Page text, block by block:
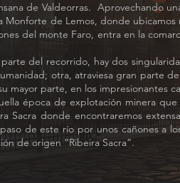
de Valdeorras. Aprovechando
de Lemos, donde
del monte Faro, entra en la
del recorrido, hay dos
otra, atraviesa gran parte
mayor parte, en los impresionantes
época de explotación minera
Sacra donde encontraremos
de este río por unos cañones a
de origen “Ribeira Sacra”.